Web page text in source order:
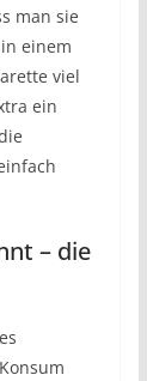
man sie
einem
viel
ein
– die